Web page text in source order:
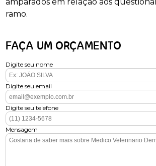
ramo.
FAÇA UM ORÇAMENTO
Digite seu nome
Digite seu email
Digite seu telefone
Mensagem